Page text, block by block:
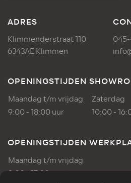
ADRES
Klimmenderstraat 110
6343AE Klimmen
OPENINGSTIJDEN
Maandag t/m vrijdag
Zaterdag
9:00 - 18:00 uur
10:00 -
OPENINGSTIJDEN
Maandag t/m vrijdag
8:00 - 17:00 uur